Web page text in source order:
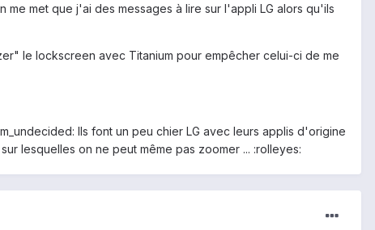
met que j'ai des messages à lire sur l'appli LG alors qu'ils
le lockscreen avec Titanium pour empêcher celui-ci de me
Ils font un peu chier LG avec leurs applis d'origine
lesquelles on ne peut même pas zoomer ... :rolleyes: